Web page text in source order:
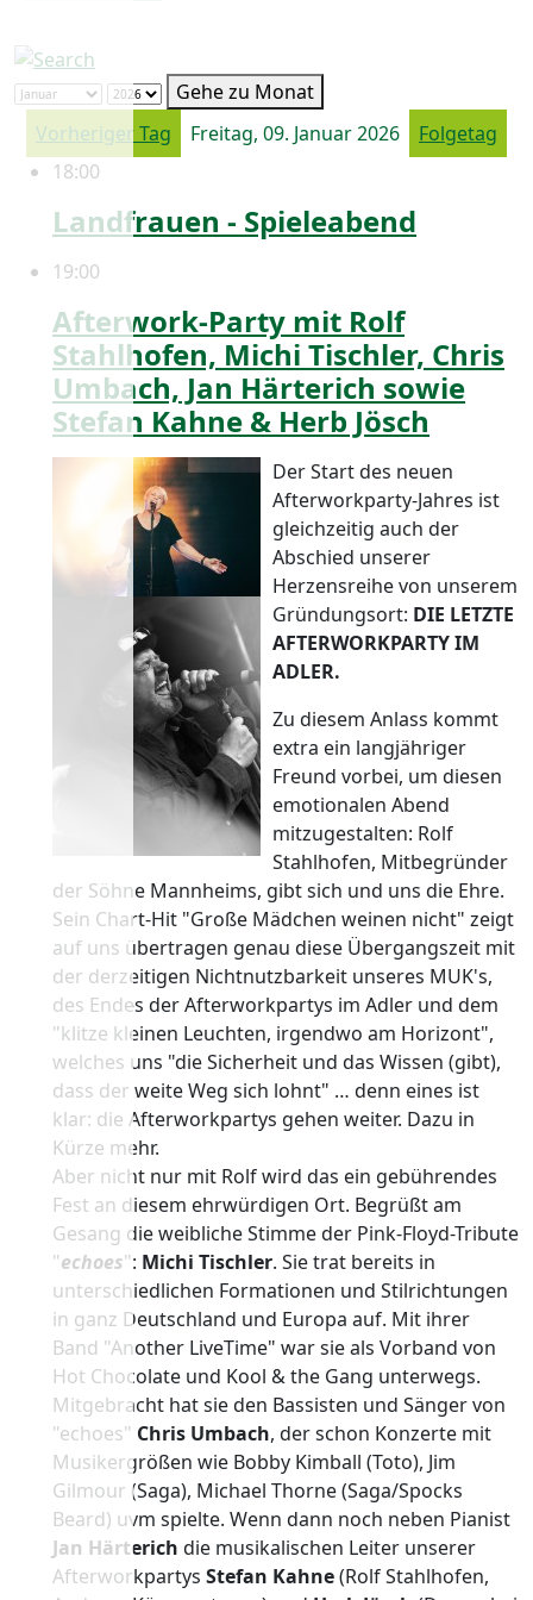
Gehe zu Monat
Vorheriger Tag
Freitag, 09. Januar 2026
Folgetag
18:00
Landfrauen - Spieleabend
19:00
Afterwork-Party mit Rolf
Stahlhofen, Michi Tischler, Chris
Umbach, Jan Härterich sowie
Stefan Kahne & Herb Jösch
Der Start des neuen
Afterworkparty-Jahres ist
gleichzeitig auch der
Abschied unserer
Herzensreihe von unserem
Gründungsort: DIE LETZTE
AFTERWORKPARTY IM
ADLER.
Zu diesem Anlass kommt
extra ein langjähriger
Freund vorbei, um diesen
emotionalen Abend
mitzugestalten: Rolf
Stahlhofen, Mitbegründer
der Söhne Mannheims, gibt sich und uns die Ehre.
Sein Chart-Hit "Große Mädchen weinen nicht" zeigt
auf uns übertragen genau diese Übergangszeit mit
der derzeitigen Nichtnutzbarkeit unseres MUK's,
des Endes der Afterworkpartys im Adler und dem
"klitze kleinen Leuchten, irgendwo am Horizont",
welches uns "die Sicherheit und das Wissen (gibt),
dass der weite Weg sich lohnt" … denn eines ist
klar: die Afterworkpartys gehen weiter. Dazu in
Kürze mehr.
Aber nicht nur mit Rolf wird das ein gebührendes
Fest an diesem ehrwürdigen Ort. Begrüßt am
Gesang die weibliche Stimme der Pink-Floyd-Tribute
"echoes": Michi Tischler. Sie trat bereits in
unterschiedlichen Formationen und Stilrichtungen
in ganz Deutschland und Europa auf. Mit ihrer
Band "Another LiveTime" war sie als Vorband von
Hot Chocolate und Kool & the Gang unterwegs.
Mitgebracht hat sie den Bassisten und Sänger von
"echoes" Chris Umbach, der schon Konzerte mit
Musikergrößen wie Bobby Kimball (Toto), Jim
Gilmour (Saga), Michael Thorne (Saga/Spocks
Beard) uvm spielte. Wenn dann noch neben Pianist
Jan Härterich die musikalischen Leiter unserer
Afterworkpartys Stefan Kahne(Rolf Stahlhofen,